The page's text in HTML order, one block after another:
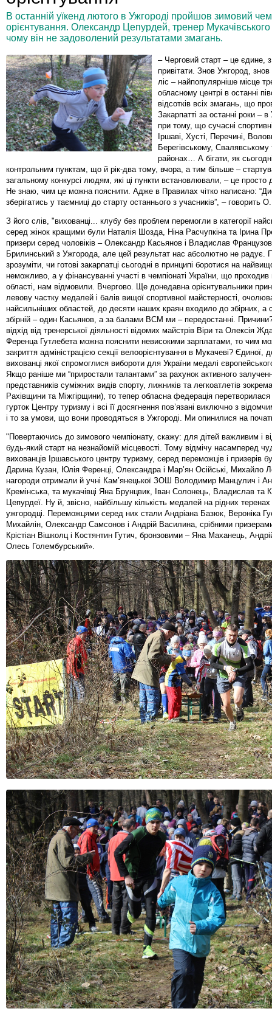
В останній уїкенд лютого в Ужгороді пройшов зимовий
орієнтування. Олександр Цепурдей, тренер
чому він не задоволений результатами змагань.
– Черговий старт – це єдине,
привітати. Знов Ужгород,
ліс – найпопулярніше місце
обласному центрі в останні
відсотків всіх змагань, що
Закарпатті за останні роки – в
при тому, що сучасні
Іршаві, Хусті, Перечині,
Берегівському, Свалявському
районах… А бігати, як
контрольним пунктам, що й рік-два тому, вчора, а тим більше –
загальному конкурсі людям, які ці пункти встановлювали, – це просто
Не знаю, чим це можна пояснити. Адже в Правилах чітко написано:
зберігатись у таємниці до старту останнього з учасників”, – говорить
З його слів, "вихованці... клубу без проблем перемогли в категорії
серед жінок кращими були Наталія Шозда, Ніна Расчупкіна та Ірина
призери серед чоловіків – Олександр Касьянов і Владислав
Брилинський з Ужгорода, але цей результат нас абсолютно не радує.
зрозуміти, чи готові закарпатці сьогодні в принципі боротися на
неможливо, а у фінансуванні участі в чемпіонаті України, що проходив
області, нам відмовили. Вчергово. Ще донедавна орієнтувальники
левову частку медалей і балів вищої спортивної майстерності,
найсильніших областей, до десяти наших краян входило до збірних, а
збірній – один Касьянов, а за балами ВСМ ми – передостанні.
відхід від тренерської діяльності відомих майстрів Віри та Олексія
Ференца Гутлебета можна пояснити невисокими зарплатами, то чим
закриття адміністрацією секції велоорієнтування в Мукачеві? Єдиної,
вихованці якої спромоглися вибороти для України медалі
Якщо раніше ми “приростали талантами” за рахунок активного
представників суміжних видів спорту, лижників та легкоатлетів
Рахівщини та Міжгірщини), то тепер обласна федерація перетворилася
гурток Центру туризму і всі її досягнення пов’язані виключно з
і то за умови, що вони проводяться в Ужгороді. Ми опинилися на
"Повертаючись до зимового чемпіонату, скажу: для дітей важливим і
будь-який старт на незнайомій місцевості. Тому відмічу насамперед
вихованців Іршавського центру туризму, серед переможців і призерів
Дарина Кузан, Юлія Ференці, Олександра і Мар’ян Осійські, Михайло
нагороди отримали й учні Кам’янецької ЗОШ Володимир Манцулич і
Кремінська, та мукачівці Яна Брунцвик, Іван Солонець, Владислав та
Цепурдеї. Ну й, звісно, найбільшу кількість медалей на рідних теренах
ужгородці. Переможцями серед них стали Андріана Базюк, Вероніка
Михайлін, Олександр Самсонов і Андрій Василина, срібними
Крістіан Вішколц і Костянтин Гутич, бронзовими – Яна Маханець,
Олесь Голембурський».